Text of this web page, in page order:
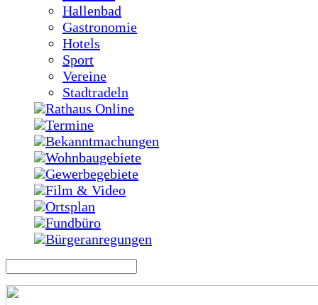
Hallenbad
Gastronomie
Hotels
Sport
Vereine
Stadtradeln
Rathaus Online
Termine
Bekanntmachungen
Wohnbaugebiete
Gewerbegebiete
Film & Video
Ortsplan
Fundbüro
Bürgeranregungen